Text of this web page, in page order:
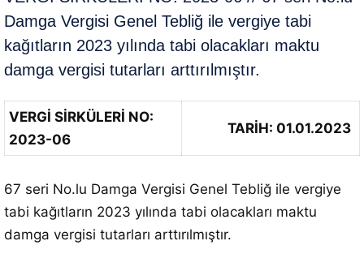
Damga Vergisi Genel Tebliğ ile vergiye tabi
kağıtların 2023 yılında tabi olacakları maktu
damga vergisi tutarları arttırılmıştır.
VERGİ SİRKÜLERİ NO:
2023-06
TARİH: 01.01.2023
67 seri No.lu Damga Vergisi Genel Tebliğ ile vergiye
tabi kağıtların 2023 yılında tabi olacakları maktu
damga vergisi tutarları arttırılmıştır.